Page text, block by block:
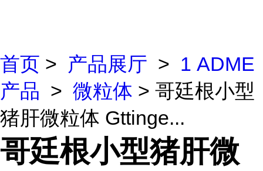
首页 > 产品展厅 > 1 ADME
产品 > 微粒体 > 哥廷根小型
猪肝微粒体 Gttinge...
哥廷根小型猪肝微